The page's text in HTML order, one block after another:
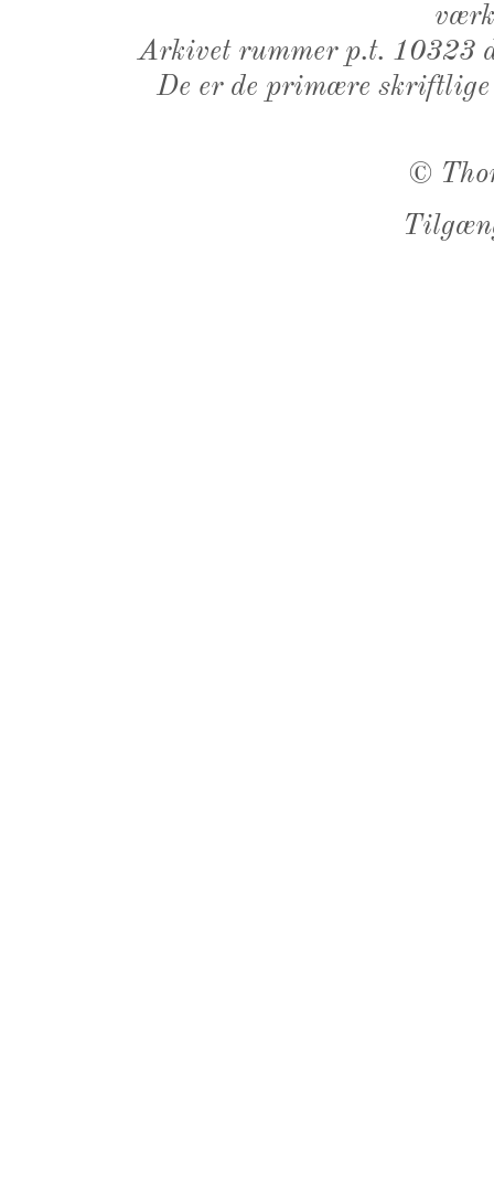
Arkivet rummer p.t. 10323
De er de primære
©